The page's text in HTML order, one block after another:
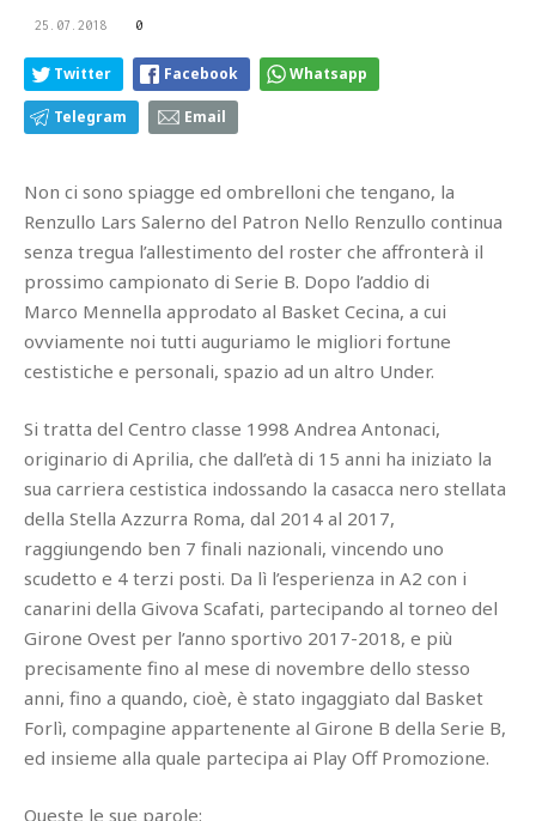
25.07.2018 0
Twitter Facebook Whatsapp
Telegram Email
Non ci sono spiagge ed ombrelloni che tengano, la
Renzullo Lars Salerno del Patron Nello Renzullo continua
senza tregua l’allestimento del roster che affronterà il
prossimo campionato di Serie B. Dopo l’addio di
Marco Mennella approdato al Basket Cecina, a cui
ovviamente noi tutti auguriamo le migliori fortune
cestistiche e personali, spazio ad un altro Under.
Si tratta del Centro classe 1998 Andrea Antonaci,
originario di Aprilia, che dall’età di 15 anni ha iniziato la
sua carriera cestistica indossando la casacca nero stellata
della Stella Azzurra Roma, dal 2014 al 2017,
raggiungendo ben 7 finali nazionali, vincendo uno
scudetto e 4 terzi posti. Da lì l’esperienza in A2 con i
canarini della Givova Scafati, partecipando al torneo del
Girone Ovest per l’anno sportivo 2017-2018, e più
precisamente fino al mese di novembre dello stesso
anni, fino a quando, cioè, è stato ingaggiato dal Basket
Forlì, compagine appartenente al Girone B della Serie B,
ed insieme alla quale partecipa ai Play Off Promozione.
Queste le sue parole: